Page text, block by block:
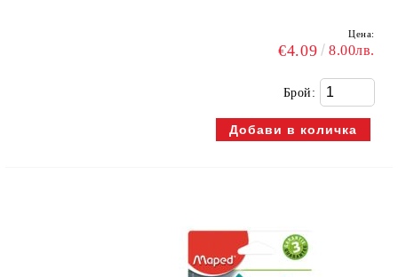
Цена:
€4.09 8.00лв.
Брой: